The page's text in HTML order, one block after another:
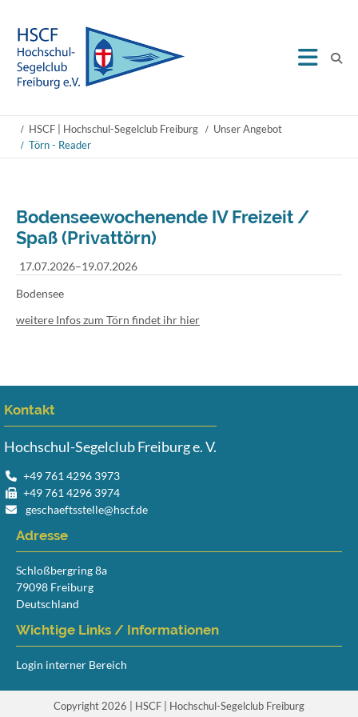
HSCF | Hochschul-Segelclub Freiburg
Unser Angebot
Törn - Reader
Bodenseewochenende IV Freizeit /
Spaß (Privattörn)
17.07.2026–19.07.2026
Bodensee
weitere Infos zum Törn findet ihr hier
Kontakt
Hochschul-Segelclub Freiburg e. V.
+49 761 4296 3973
+49 761 4296 3974
geschaeftsstelle@hscf.de
Adresse
Schloßbergring 8a
79098 Freiburg
Deutschland
Wichtige Links / Informationen
Login interner Bereich
Copyright 2026 | HSCF | Hochschul-Segelclub Freiburg